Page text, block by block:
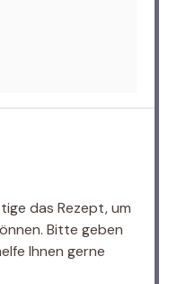
das Rezept, um
Bitte geben
Ihnen gerne